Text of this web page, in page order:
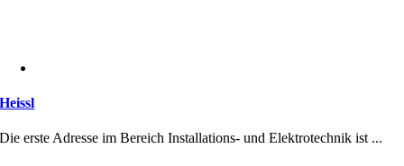
Heissl
Die erste Adresse im Bereich Installations- und Elektrotechnik ist ...